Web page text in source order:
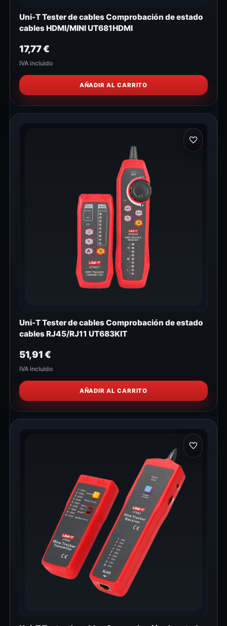
Uni-T Tester de cables Comprobación de estado
cables HDMI/MINI UT681HDMI
17,77€
IVA incluido
AÑADIR AL CARRITO
Uni-T Tester de cables Comprobación de estado
cables RJ45/RJ11 UT683KIT
51,91€
IVA incluido
AÑADIR AL CARRITO